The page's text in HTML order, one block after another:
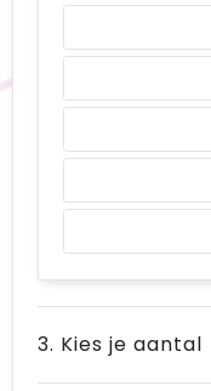
3. Kies je aantal